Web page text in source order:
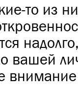
то из
вашей